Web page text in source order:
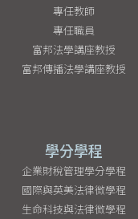
專任教師
專任職員
富邦法學講座教授
富邦傳播法學講座教授
學分學程
企業財稅管理學分學程
國際與英美法律微學程
生命科技與法律微學程